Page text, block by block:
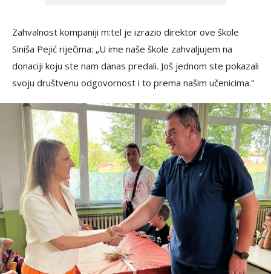
Zahvalnost kompaniji m:tel je izrazio direktor ove škole
Siniša Pejić riječima: „U ime naše škole zahvaljujem na
donaciji koju ste nam danas predali. Još jednom ste pokazali
svoju društvenu odgovornost i to prema našim učenicima.“